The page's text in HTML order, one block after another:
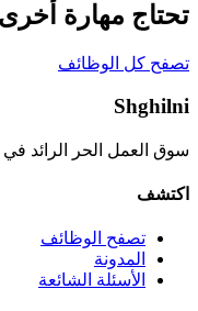
تحتاج مهارة
تصفح كل الوظائف
Shghilni
سوق العمل الحر الرائد
اكتشف
تصفح الوظائف
المدونة
الأسئلة الشائعة